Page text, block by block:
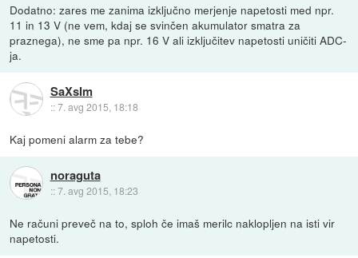
Dodatno: zares me zanima izključno merjenje napetosti med npr.
11 in 13 V (ne vem, kdaj se svinčen akumulator smatra za
praznega), ne sme pa npr. 16 V ali izključitev napetosti uničiti ADC-
ja.
SaXsIm
::7. avg 2015, 18:18
Kaj pomeni alarm za tebe?
noraguta
::7. avg 2015, 18:23
Ne računi preveč na to, sploh če imaš merilc naklopljen na isti vir
napetosti.